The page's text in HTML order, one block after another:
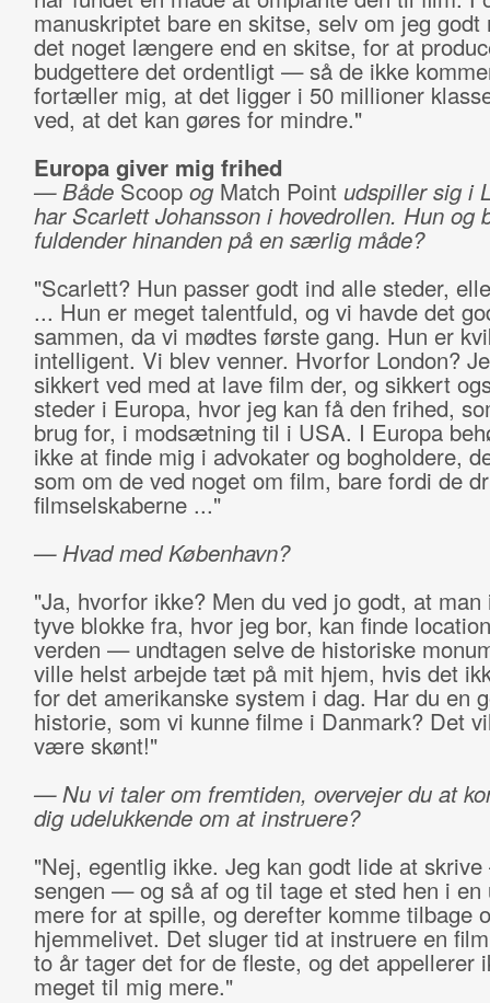
manuskriptet bare en skitse, selv om jeg godt
det noget længere end en skitse, for at
budgettere det ordentligt — så de ikke
fortæller mig, at det ligger i 50 millioner
ved, at det kan gøres for mindre."
Europa giver mig frihed
— BådeScoopogMatch Point udspiller sig i
har Scarlett Johansson i hovedrollen. Hun og
fuldender hinanden på en særlig måde?
"Scarlett? Hun passer godt ind alle steder,
... Hun er meget talentfuld, og vi havde det
sammen, da vi mødtes første gang. Hun er
intelligent. Vi blev venner. Hvorfor London?
sikkert ved med at lave film der, og sikkert
steder i Europa, hvor jeg kan få den frihed,
brug for, i modsætning til i USA. I Europa
ikke at finde mig i advokater og bogholdere,
som om de ved noget om film, bare fordi de
filmselskaberne ..."
— Hvad med København?
"Ja, hvorfor ikke? Men du ved jo godt, at man
tyve blokke fra, hvor jeg bor, kan finde
verden — undtagen selve de historiske
ville helst arbejde tæt på mit hjem, hvis det
for det amerikanske system i dag. Har du en
historie, som vi kunne filme i Danmark? Det
være skønt!"
— Nu vi taler om fremtiden, overvejer du at
dig udelukkende om at instruere?
"Nej, egentlig ikke. Jeg kan godt lide at
sengen — og så af og til tage et sted hen i en
mere for at spille, og derefter komme tilbage
hjemmelivet. Det sluger tid at instruere en
to år tager det for de fleste, og det appellerer
meget til mig mere."